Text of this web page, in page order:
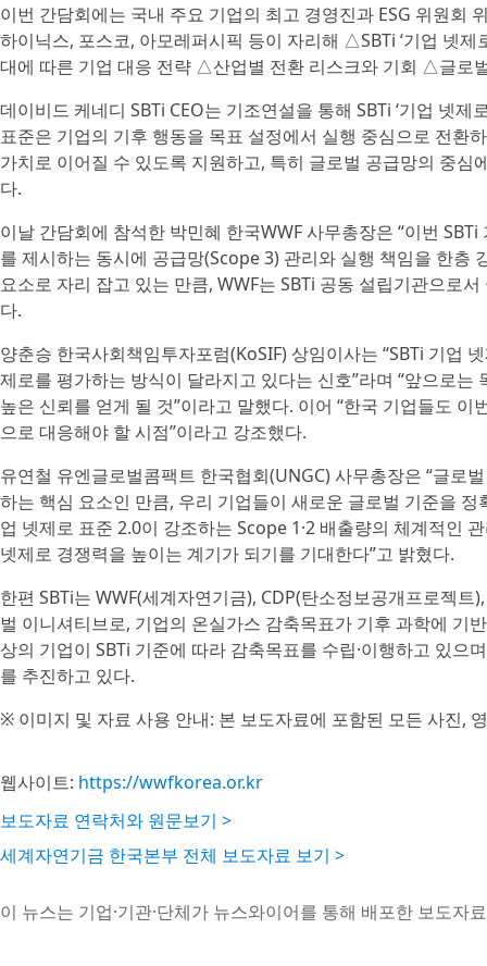
이번 간담회에는 국내 주요 기업의 최고 경영진과 ESG 위원회
하이닉스, 포스코, 아모레퍼시픽 등이 자리해 △SBTi ‘기업 넷
대에 따른 기업 대응 전략 △산업별 전환 리스크와 기회 △글로
데이비드 케네디 SBTi CEO는 기조연설을 통해 SBTi ‘기업 넷
표준은 기업의 기후 행동을 목표 설정에서 실행 중심으로 전환
가치로 이어질 수 있도록 지원하고, 특히 글로벌 공급망의 중
다.
이날 간담회에 참석한 박민혜 한국WWF 사무총장은 “이번
를 제시하는 동시에 공급망(Scope 3) 관리와 실행 책임을 한층
요소로 자리 잡고 있는 만큼, WWF는 SBTi 공동 설립기관으로
다.
양춘승 한국사회책임투자포럼(KoSIF) 상임이사는 “SBTi 기업
제로를 평가하는 방식이 달라지고 있다는 신호”라며 “앞으로
높은 신뢰를 얻게 될 것”이라고 말했다. 이어 “한국 기업들도
으로 대응해야 할 시점”이라고 강조했다.
유연철 유엔글로벌콤팩트 한국협회(UNGC) 사무총장은 “글로
하는 핵심 요소인 만큼, 우리 기업들이 새로운 글로벌 기준을
업 넷제로 표준 2.0이 강조하는 Scope 1·2 배출량의 체계적인
넷제로 경쟁력을 높이는 계기가 되기를 기대한다”고 밝혔다.
한편 SBTi는 WWF(세계자연기금), CDP(탄소정보공개프로젝
벌 이니셔티브로, 기업의 온실가스 감축목표가 기후 과학에 기
상의 기업이 SBTi 기준에 따라 감축목표를 수립·이행하고 있
를 추진하고 있다.
※ 이미지 및 자료 사용 안내: 본 보도자료에 포함된 모든 사진,
웹사이트: https://wwfkorea.or.kr
보도자료 연락처와 원문보기 >
세계자연기금 한국본부 전체 보도자료 보기 >
이 뉴스는 기업·기관·단체가 뉴스와이어를 통해 배포한 보도자